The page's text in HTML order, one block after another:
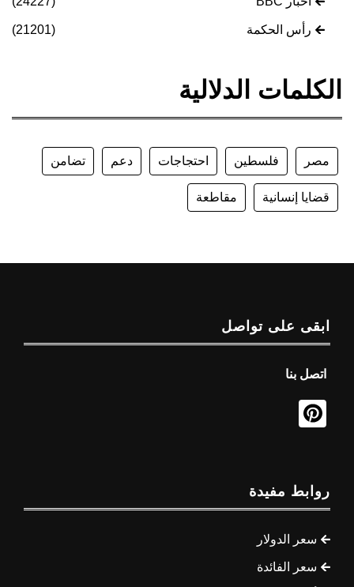
رأس الحكمة (21201)
الكلمات الدلالية
مصر فلسطين احتجاجات دعم تضامن
قضايا إنسانية مقاطعة
ابقى على تواصل
اتصل بنا
روابط مفيدة
سعر الدولار
سعر الفائدة